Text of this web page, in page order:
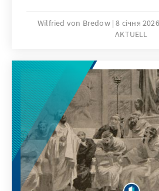
nationale, europäische und
Interessen immer wieder
von Zeitgeschichte AKTUELL,
Spannungen unmittelbare
Ausrüstung und Rolle der
Im Mittelpunkt steht die
Deutschland und Europa ihre
sicherheitspolitische
unter veränderten
technologischen
können.
Wilfried von Bredow 8 січня
AKTUELL